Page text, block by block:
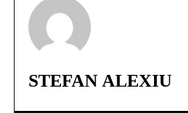
STEFAN ALEXIU